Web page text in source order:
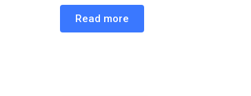
Read more